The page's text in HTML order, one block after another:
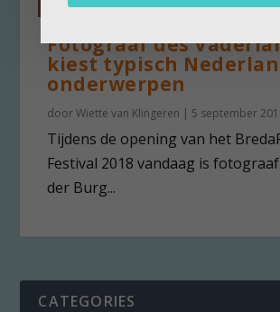
Fotograaf des
kiest typisch
onderwerpen
doorWiette van Klingeren | 5 september
Tijdens de opening van het
Festival 2018 vandaag is
der Burg...
CATEGORIES